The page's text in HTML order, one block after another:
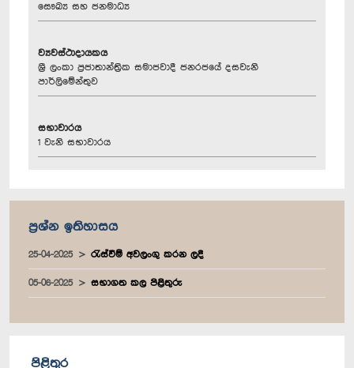
සෞඛ්‍ය සහ ජනමාධ්‍ය
ව්‍යවස්ථාදායකය
ශ්‍රී ලංකා ප්‍රජාතාන්ත්‍රික සමාජවාදී ජනරජයේ දසවැනි
පාර්ලිමේන්තුව
සභාවාරය
1 වැනි සභාවාරය
ප්‍රශ්න ඉතිහාසය
25-04-2025 රැස්වීම් අවලංගු කරන ලදී
05-06-2025 සභාගත කල පිළිතුරු
පිළිතුර